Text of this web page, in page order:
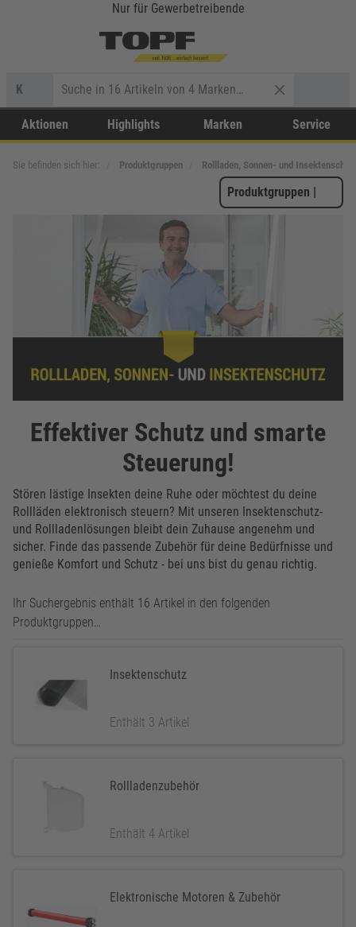
Nur für Gewerbetreibende
K
Aktionen Highlights Marken Service
Sie befinden sich hier: Produktgruppen Rollladen, Sonnen- und
Produktgruppen |
Effektiver Schutz und smarte
Steuerung!
Stören lästige Insekten deine Ruhe oder möchtest du deine
Rollläden elektronisch steuern? Mit unseren Insektenschutz-
und Rollladenlösungen bleibt dein Zuhause angenehm und
sicher. Finde das passende Zubehör für deine Bedürfnisse und
genieße Komfort und Schutz - bei uns bist du genau richtig.
Ihr Suchergebnis enthält 16 Artikel in den folgenden
Produktgruppen…
Insektenschutz
Enthält 3 Artikel
Rollladenzubehör
Enthält 4 Artikel
Elektronische Motoren & Zubehör